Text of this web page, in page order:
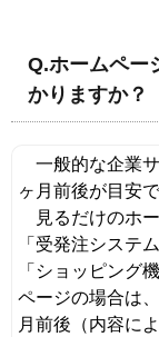
Q.ホームペー
かりますか？
一般的な企業
ヶ月前後が目安で
見るだけのホー
「受発注システ
「ショッピング
ページの場合は
月前後（内容に